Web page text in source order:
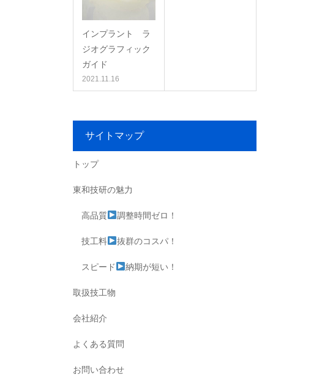
インプラント ラ
ジオグラフィック
ガイド
2021.11.16
サイトマップ
トップ
東和技研の魅力
高品質 調整時間ゼロ！
技工料 抜群のコスパ！
スピード 納期が短い！
取扱技工物
会社紹介
よくある質問
お問い合わせ